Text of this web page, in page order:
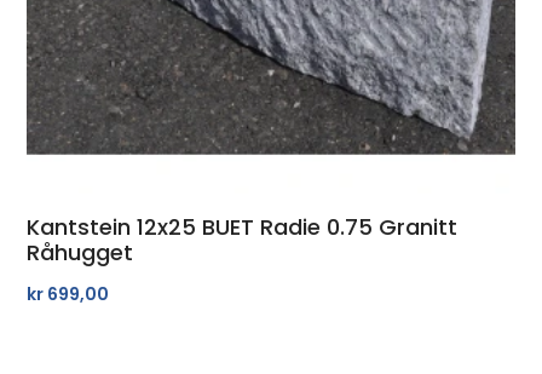
Kantstein 12x25 BUET Radie 0.75 Granitt
Råhugget
kr 699,00